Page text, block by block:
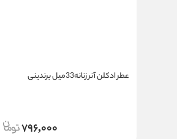
عطر ادکلن آنر زنانه33میل برندینی
796,000